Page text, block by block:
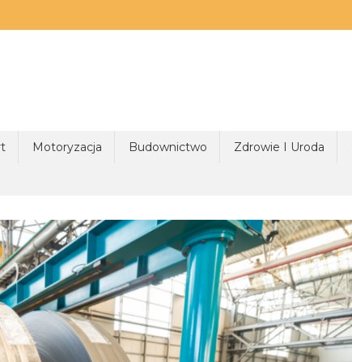
Motoryzacja Budownictwo Zdrowie I Uroda